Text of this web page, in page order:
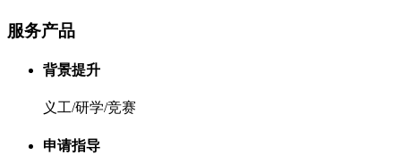
服务产品
背景提升
义工/研学/竞赛
申请指导